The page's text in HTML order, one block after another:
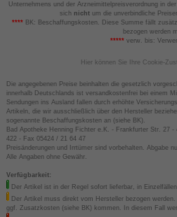
Unternehmens und der Arzneimittelpreisverordnung in
sich nicht um die unverbindliche
****BK: Beschaffungskosten. Diese Summe fällt
bezogen werden
*****verw. bis:
Hier können Sie Ihre Cookie-
Die angegebenen Preise beinhalten die gesetzlich
innerhalb Deutschlands ist versandkostenfrei bei einem
Sendungen ins Ausland fallen durch erhöhte
Artikeln, die wir ausschließlich über den Hersteller
sogenannte Beschaffungskosten an (siehe BK).
Bad Apotheke Henning Fichter e.K. - Frankfurter Str. 27 -
422 - Fax 05424 / 21 64 47
Preisänderungen und Irrtümer sind vorbehalten. Abgabe
Alle Angaben ohne Gewähr.
Verfügbarkeit:
Der Artikel ist in der Regel sofort lieferbar, in
Der Artikel muss direkt vom Hersteller bezogen werden.
ggf. Zusatzkosten (siehe BK) kommen. In diesem Fall